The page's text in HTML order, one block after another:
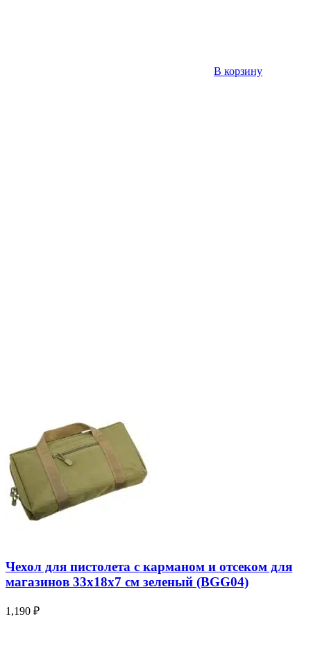
В корзину
Чехол для пистолета с карманом и отсеком для
магазинов 33х18х7 см зеленый (BGG04)
1,190 ₽